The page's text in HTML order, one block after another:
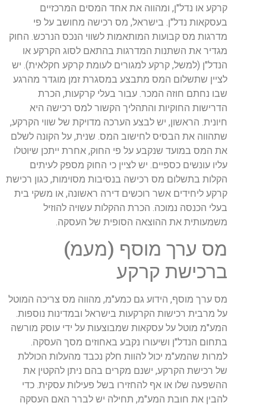
קרקע או נדל"ן, ומהווה את אחד המסים המרכזיים
בעסקאות נדל"ן. בישראל, מס רכישה מחושב על פי
מדרגות מס קבועות המותאמות לשווי הנכס הנרכש. החוק
מגדיר את השתנות המדרגות בהתאם לסוג הקרקע או
הנדל"ן (למשל, קרקע למגורים לעומת קרקע חקלאית). יש
לציין שתשלום המס מתבצע במסגרת זמן מוגדר מהרגע
שבו נחתם חוזה המכר. עבור בעלי קרקעות, הכרת
הדרישות החוקיות והתהליך הקשור למס רכישה היא
חיונית. הראשון, יש לבצע הערכה מדויקת של שווי הקרקע,
שתהווה את הבסיס לחישוב המס. שנית, על הקונה לשלם
את המס במועד שנקבע על פי החוק, אחרת ייתכן שיוטלו
עליו עונשים כספיים. יש לציין כי החוק מספק לעיתים
הקלות בתשלום מס רכישה בנסיבות מסוימות, כגון רכישת
קרקע ליחידים אשר רוכשים דירה ראשונה, או משקי בית
בעלי הכנסה נמוכה. הכרת ההקלות עשויה להוזיל
משמעותית את ההוצאה הסופית של העסקה.
מס ערך מוסף (מעמ)
ברכישת קרקע
מס ערך מוסף, הידוע גם כמע"מ, מהווה מס צריכה המוטל
על מרבית רכישות הקרקעות בישראל ובמדינות נוספות.
המע"מ מוטל על עסקאות שמבוצעות על ידי עוסק מורשה
בתחום הנדל"ן ושיעורו נקבע באחוזים מסך העסקה.
למרות שהמע"מ יכול להוות חלק נכבד מהעלות הכוללת
של רכישת הקרקע, ישנם מקרים בהם ניתן להקטין את
ההשפעה שלו או אף להחזירו בשל פעילות עסקית. כדי
להבין את חובת המע"מ, תחילה יש לברר האם העסקה